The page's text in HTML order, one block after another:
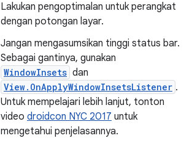
Lakukan pengoptimalan untuk perangkat
dengan potongan layar.
Jangan mengasumsikan tinggi status bar.
Sebagai gantinya, gunakan
WindowInsets dan
View.OnApplyWindowInsetsListener .
Untuk mempelajari lebih lanjut, tonton
video droidcon NYC 2017 untuk
mengetahui penjelasannya.